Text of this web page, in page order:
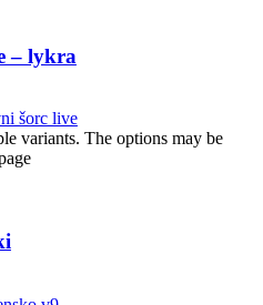
– lykra
variants. The options may be